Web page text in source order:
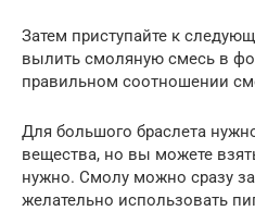
Затем приступайте к
вылить смоляную смесь в
правильном соотношении
Для большого браслета
вещества, но вы можете
нужно. Смолу можно сразу
желательно использовать